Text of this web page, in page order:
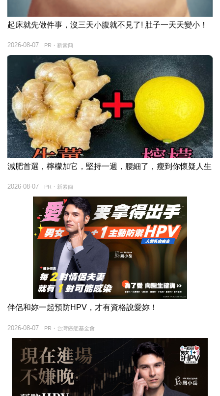
起床就先做件事，沒三天小腹就不見了! 肚子一天天變小！
PR・新素簡
2026-08-07
減肥首選，檸檬加它，堅持一週，腰細了，瘦到你懷疑人生
PR・新素簡
2026-08-07
伴侶和妳一起預防HPV，才有資格說愛妳！
PR・台灣癌症基金會
2026-08-07